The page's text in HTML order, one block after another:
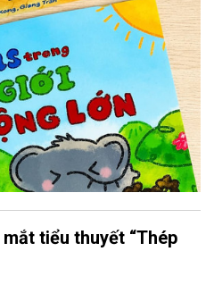
tiểu thuyết “Thép